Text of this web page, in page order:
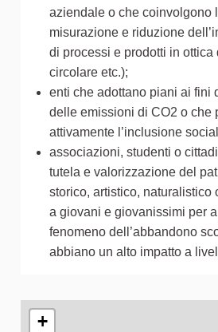
aziendale o che coinvolgono
misurazione e riduzione
di processi e prodotti in ottica
circolare etc.);
enti che adottano piani ai fini
delle emissioni di CO2 o che
attivamente l’inclusione
associazioni, studenti o
tutela e valorizzazione del
storico, artistico, naturalistico
a giovani e giovanissimi per
fenomeno dell’abbandono
abbiano un alto impatto a
L'elemento seguente è una
+